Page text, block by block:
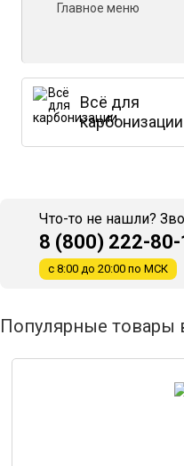
Главное меню
Всё для
карбонизации
Что-то не нашли?
8 (800) 222-80-
с 8:00 до 20:00 по МСК
Популярные товары